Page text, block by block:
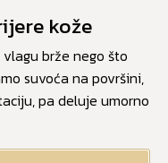
kože
brže nego što
suvoća na površini,
pa deluje umorno